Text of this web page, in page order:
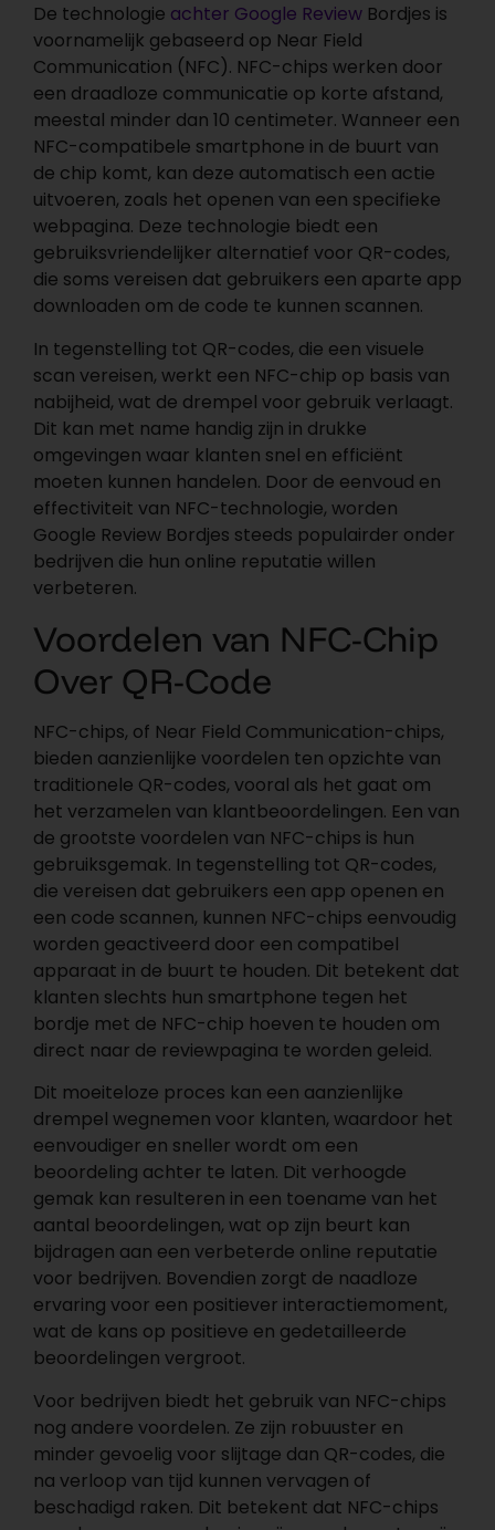
De technologie achter Google Review Bordjes is
voornamelijk gebaseerd op Near Field
Communication (NFC). NFC-chips werken door
een draadloze communicatie op korte afstand,
meestal minder dan 10 centimeter. Wanneer een
NFC-compatibele smartphone in de buurt van
de chip komt, kan deze automatisch een actie
uitvoeren, zoals het openen van een specifieke
webpagina. Deze technologie biedt een
gebruiksvriendelijker alternatief voor QR-codes,
die soms vereisen dat gebruikers een aparte app
downloaden om de code te kunnen scannen.
In tegenstelling tot QR-codes, die een visuele
scan vereisen, werkt een NFC-chip op basis van
nabijheid, wat de drempel voor gebruik verlaagt.
Dit kan met name handig zijn in drukke
omgevingen waar klanten snel en efficiënt
moeten kunnen handelen. Door de eenvoud en
effectiviteit van NFC-technologie, worden
Google Review Bordjes steeds populairder onder
bedrijven die hun online reputatie willen
verbeteren.
Voordelen van NFC-Chip
Over QR-Code
NFC-chips, of Near Field Communication-chips,
bieden aanzienlijke voordelen ten opzichte van
traditionele QR-codes, vooral als het gaat om
het verzamelen van klantbeoordelingen. Een van
de grootste voordelen van NFC-chips is hun
gebruiksgemak. In tegenstelling tot QR-codes,
die vereisen dat gebruikers een app openen en
een code scannen, kunnen NFC-chips eenvoudig
worden geactiveerd door een compatibel
apparaat in de buurt te houden. Dit betekent dat
klanten slechts hun smartphone tegen het
bordje met de NFC-chip hoeven te houden om
direct naar de reviewpagina te worden geleid.
Dit moeiteloze proces kan een aanzienlijke
drempel wegnemen voor klanten, waardoor het
eenvoudiger en sneller wordt om een
beoordeling achter te laten. Dit verhoogde
gemak kan resulteren in een toename van het
aantal beoordelingen, wat op zijn beurt kan
bijdragen aan een verbeterde online reputatie
voor bedrijven. Bovendien zorgt de naadloze
ervaring voor een positiever interactiemoment,
wat de kans op positieve en gedetailleerde
beoordelingen vergroot.
Voor bedrijven biedt het gebruik van NFC-chips
nog andere voordelen. Ze zijn robuuster en
minder gevoelig voor slijtage dan QR-codes, die
na verloop van tijd kunnen vervagen of
beschadigd raken. Dit betekent dat NFC-chips